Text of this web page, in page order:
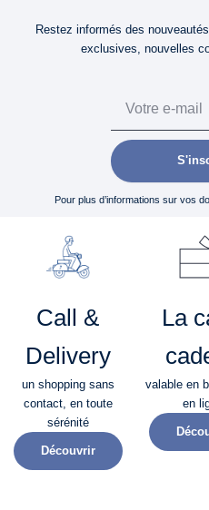
Restez informés des
exclusives, nouvelles
Pour plus d’informations sur vos
Call &
Delivery
un shopping sans
contact, en toute
sérénité​
Découvrir
La
valable en
en